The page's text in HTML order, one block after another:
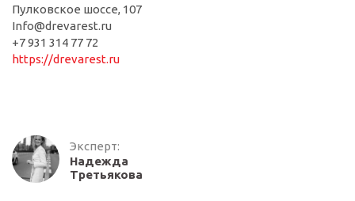
Пулковское шоссе, 107
Info@drevarest.ru
+7 931 314 77 72
https://drevarest.ru
Эксперт:
Надежда
Третьякова